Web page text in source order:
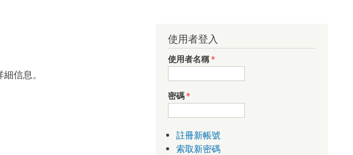
信息。
使用者登入
使用者名稱*
密碼*
註冊新帳號
索取新密碼